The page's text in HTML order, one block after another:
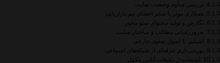
بررسی مداوم وضعیت سایت
همکاری موثر با سایر اعضای تیم بازاریابی
نگارش و تولید محتوای سئو محور
به‌روزرسانی مطالب و ساختار سایت
آشنایی با اصول سئوی خارجی
بهره‌برداری حرفه‌ای از شبکه‌های اجتماعی
استفاده از تبلیغات آنلاین مکمل